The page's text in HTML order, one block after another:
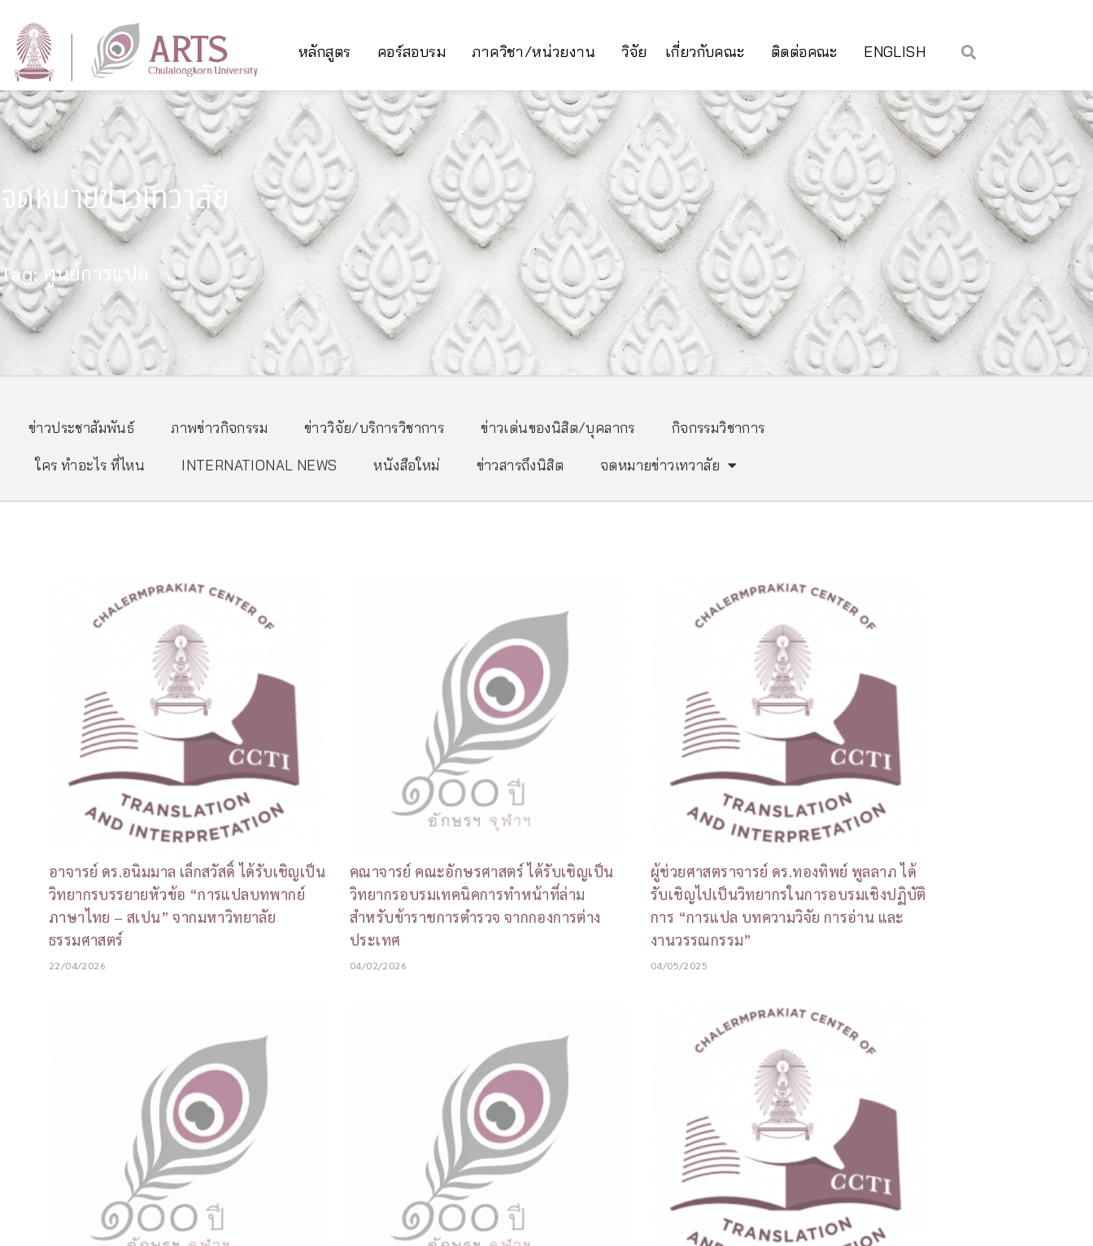
หลักสูตร คอร์สอบรม ภาควิชา/หน่วยงาน วิจัย เกี่ยวกับคณะ ติดต่อคณะ ENGLISH
จดหมายข่าวเทวาลัย
Tag: ศูนย์การแปล
ข่าวประชาสัมพันธ์ ภาพข่าวกิจกรรม ข่าววิจัย/บริการวิชาการ ข่าวเด่นของนิสิต/บุคลากร กิจกรรมวิชาการ
ใคร ทำอะไร ที่ไหน INTERNATIONAL NEWS หนังสือใหม่ ข่าวสารถึงนิสิต จดหมายข่าวเทวาลัย
อาจารย์ ดร.อนิมมาล เล็กสวัสดิ์ ได้รับเชิญเป็น
วิทยากรบรรยายหัวข้อ “การแปลบทพากย์
ภาษาไทย – สเปน” จากมหาวิทยาลัย
ธรรมศาสตร์
22/04/2026
คณาจารย์ คณะอักษรศาสตร์ ได้รับเชิญเป็น
วิทยากรอบรมเทคนิคการทำหน้าที่ล่าม
สำหรับข้าราชการตำรวจ จากกองการต่าง
ประเทศ
04/02/2026
ผู้ช่วยศาสตราจารย์ ดร.ทองทิพย์ พูลลาภ ได้
รับเชิญไปเป็นวิทยากรในการอบรมเชิงปฏิบัติ
การ “การแปล บทความวิจัย การอ่าน และ
งานวรรณกรรม”
04/05/2025